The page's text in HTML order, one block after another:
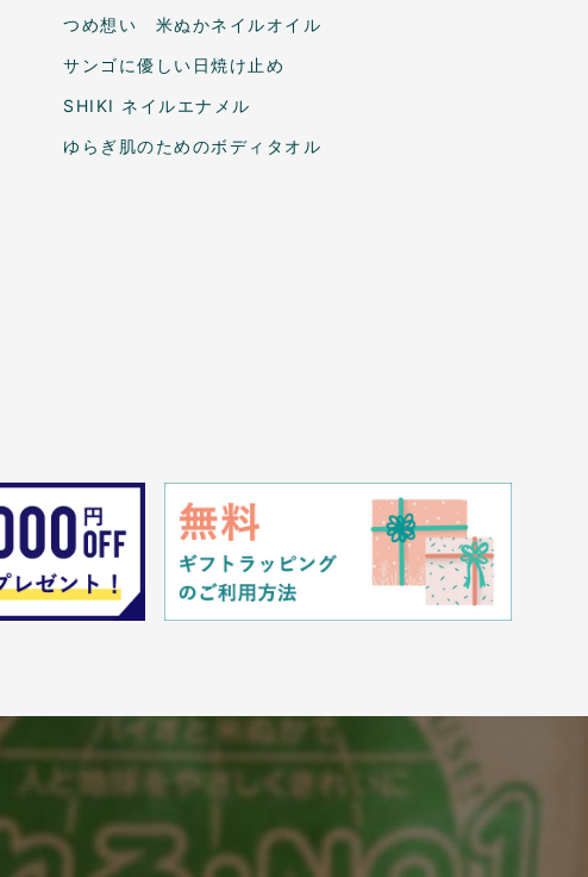
つめ想い 米ぬかネイルオイル
サンゴに優しい日焼け止め
SHIKI ネイルエナメル
ゆらぎ肌のためのボディタオル